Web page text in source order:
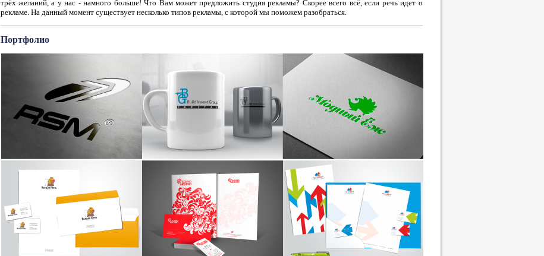
трёх желаний, а у нас - намного больше! Что Вам может предложить студия рекламы? Скорее всего всё, если речь идет о
рекламе. На данный момент существует несколько типов рекламы, с которой мы поможем разобраться.
Портфолио